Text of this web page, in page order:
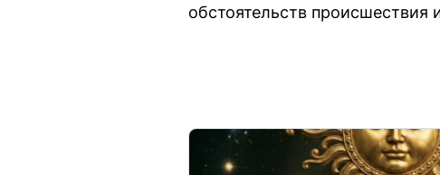
обстоятельств происшествия